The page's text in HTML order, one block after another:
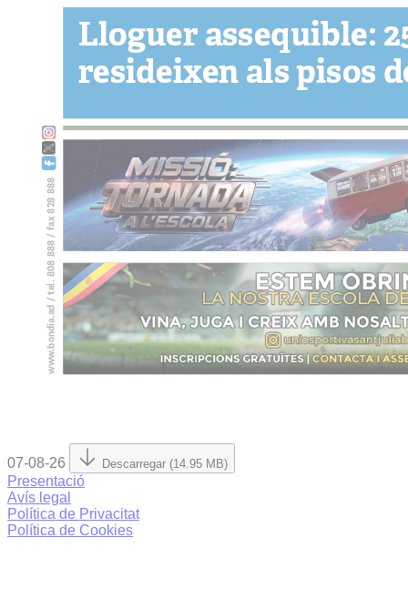
07-08-26 Descarregar (14.95 MB)
Presentació
Avís legal
Política de Privacitat
Política de Cookies